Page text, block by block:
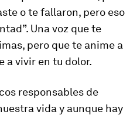
o te fallaron, pero eso
Una voz que te
pero que te anime a
a vivir en tu dolor.
responsables de
vida y aunque hay